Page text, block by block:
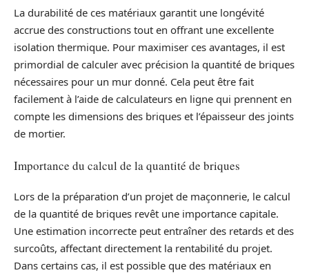
La durabilité de ces matériaux garantit une longévité
accrue des constructions tout en offrant une excellente
isolation thermique. Pour maximiser ces avantages, il est
primordial de calculer avec précision la quantité de briques
nécessaires pour un mur donné. Cela peut être fait
facilement à l’aide de calculateurs en ligne qui prennent en
compte les dimensions des briques et l’épaisseur des joints
de mortier.
Importance du calcul de la quantité de briques
Lors de la préparation d’un projet de maçonnerie, le calcul
de la quantité de briques revêt une importance capitale.
Une estimation incorrecte peut entraîner des retards et des
surcoûts, affectant directement la rentabilité du projet.
Dans certains cas, il est possible que des matériaux en